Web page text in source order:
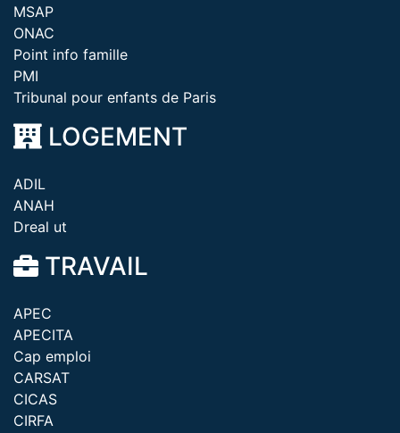
MSAP
ONAC
Point info famille
PMI
Tribunal pour enfants de Paris
LOGEMENT
ADIL
ANAH
Dreal ut
TRAVAIL
APEC
APECITA
Cap emploi
CARSAT
CICAS
CIRFA